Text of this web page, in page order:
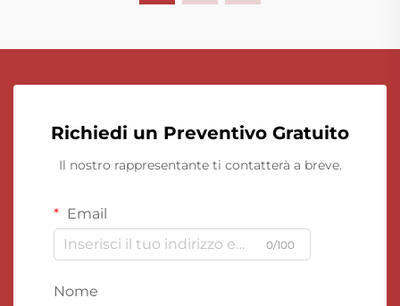
Richiedi un Preventivo Gratuito
Il nostro rappresentante ti contatterà a breve.
Email
0/100
Nome